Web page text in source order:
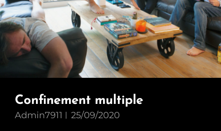
Confinement multiple
Admin7911 25/09/2020